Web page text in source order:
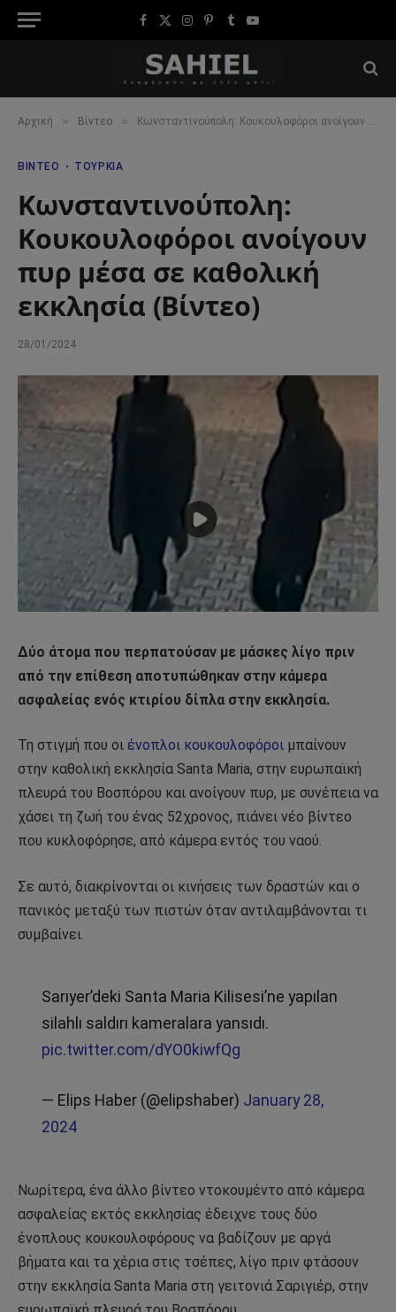
Facebook
X
Instagram
Pinterest
TumblrYouTube
Αρχική » Βίντεο » Κωνσταντινούπολη: Κουκουλοφόροι ανοίγουν πυρ μέσα σε καθολική εκκλησία (Βίντεο)
ΒΊΝΤΕΟ ΤΟΥΡΚΊΑ
Κωνσταντινούπολη:
Κουκουλοφόροι ανοίγουν
πυρ μέσα σε καθολική
εκκλησία (Βίντεο)
28/01/2024
Δύο άτομα που περπατούσαν με μάσκες λίγο πριν
από την επίθεση αποτυπώθηκαν στην κάμερα
ασφαλείας ενός κτιρίου δίπλα στην εκκλησία.
Τη στιγμή που οι ένοπλοι κουκουλοφόροι μπαίνουν
στην καθολική εκκλησία Santa Maria, στην ευρωπαϊκή
πλευρά του Βοσπόρου και ανοίγουν πυρ, με συνέπεια να
χάσει τη ζωή του ένας 52χρονος, πιάνει νέο βίντεο
που κυκλοφόρησε, από κάμερα εντός του ναού.
Σε αυτό, διακρίνονται οι κινήσεις των δραστών και ο
πανικός μεταξύ των πιστών όταν αντιλαμβάνονται τι
συμβαίνει.
Sarıyer’deki Santa Maria Kilisesi’ne yapılan
silahlı saldırı kameralara yansıdı.
pic.twitter.com/dYO0kiwfQg
— Elips Haber (@elipshaber) January 28,
2024
Νωρίτερα, ένα άλλο βίντεο ντοκουμέντο από κάμερα
ασφαλείας εκτός εκκλησίας έδειχνε τους δύο
ένοπλους κουκουλοφόρους να βαδίζουν με αργά
βήματα και τα χέρια στις τσέπες, λίγο πριν φτάσουν
στην εκκλησία Santa Maria στη γειτονιά Σαριγιέρ, στην